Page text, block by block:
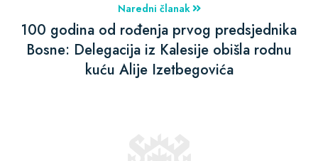
Naredni članak
100 godina od rođenja prvog predsjednika
Bosne: Delegacija iz Kalesije obišla rodnu
kuću Alije Izetbegovića